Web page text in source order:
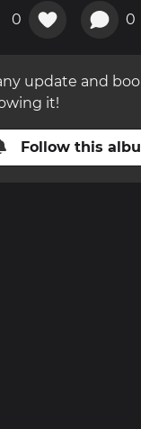
0 0
update and
it!
Follow this